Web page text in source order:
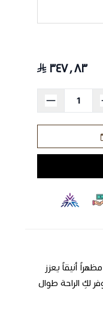
٣٤٧٫٨٣
أنيقاً يعزز
لكِ الراحة طوال